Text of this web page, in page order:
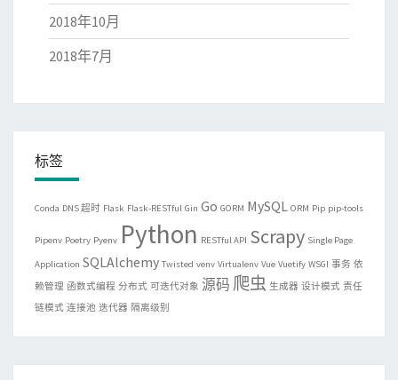
2018年10月
2018年7月
标签
Conda DNS 超时 Flask Flask-RESTful Gin Go GORM MySQL ORM Pip pip-tools
Pipenv Poetry Pyenv Python RESTful API Scrapy Single Page
Application SQLAlchemy Twisted venv Virtualenv Vue Vuetify WSGI 事务 依
赖管理 函数式编程 分布式 可迭代对象 源码 爬虫 生成器 设计模式 责任
链模式 连接池 迭代器 隔离级别